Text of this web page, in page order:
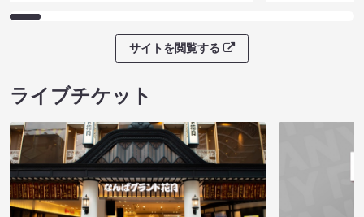
サイトを閲覧する
ライブチケット